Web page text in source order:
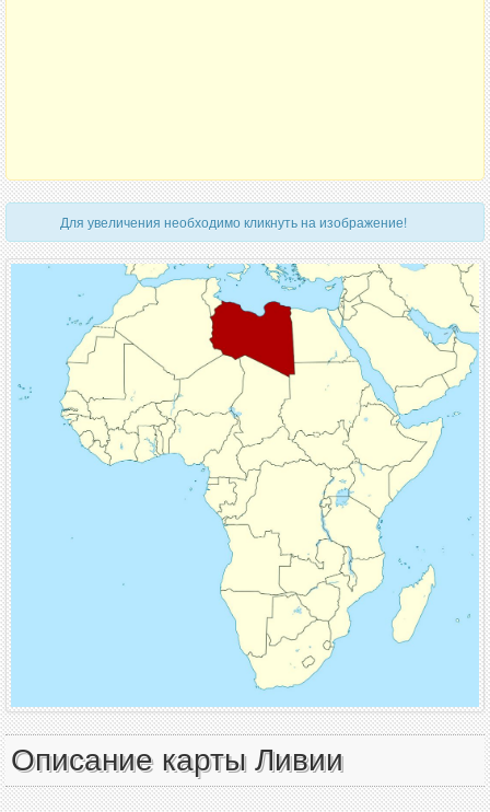
Для увеличения необходимо кликнуть на изображение!
Описание карты Ливии